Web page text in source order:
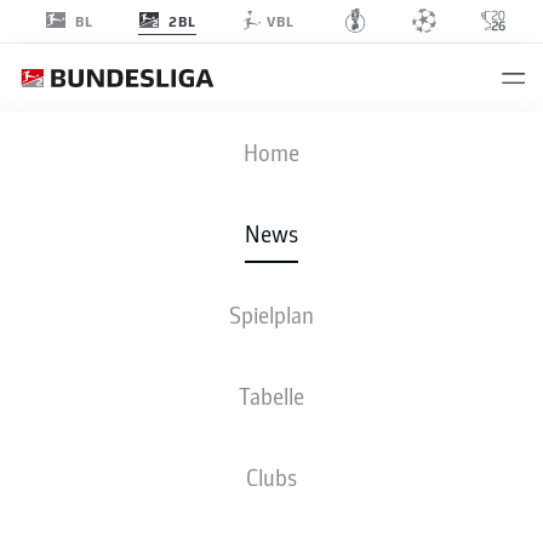
BL 2BL VBL
Home
News
Spielplan
Tabelle
Clubs
GOLDENER MOMENT ENTSCHEIDET